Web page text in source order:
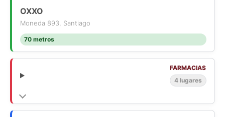
OXXO
Moneda 893, Santiago
70 metros
FARMACIAS
4 lugares